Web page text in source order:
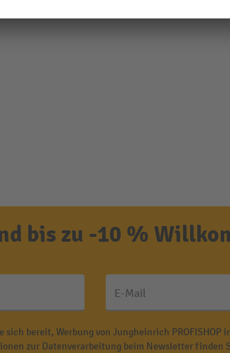
bis zu -10 %
E-Mail
bereit, Werbung von Jungheinrich PROFISHOP
zur Datenverarbeitung beim Newsletter finden